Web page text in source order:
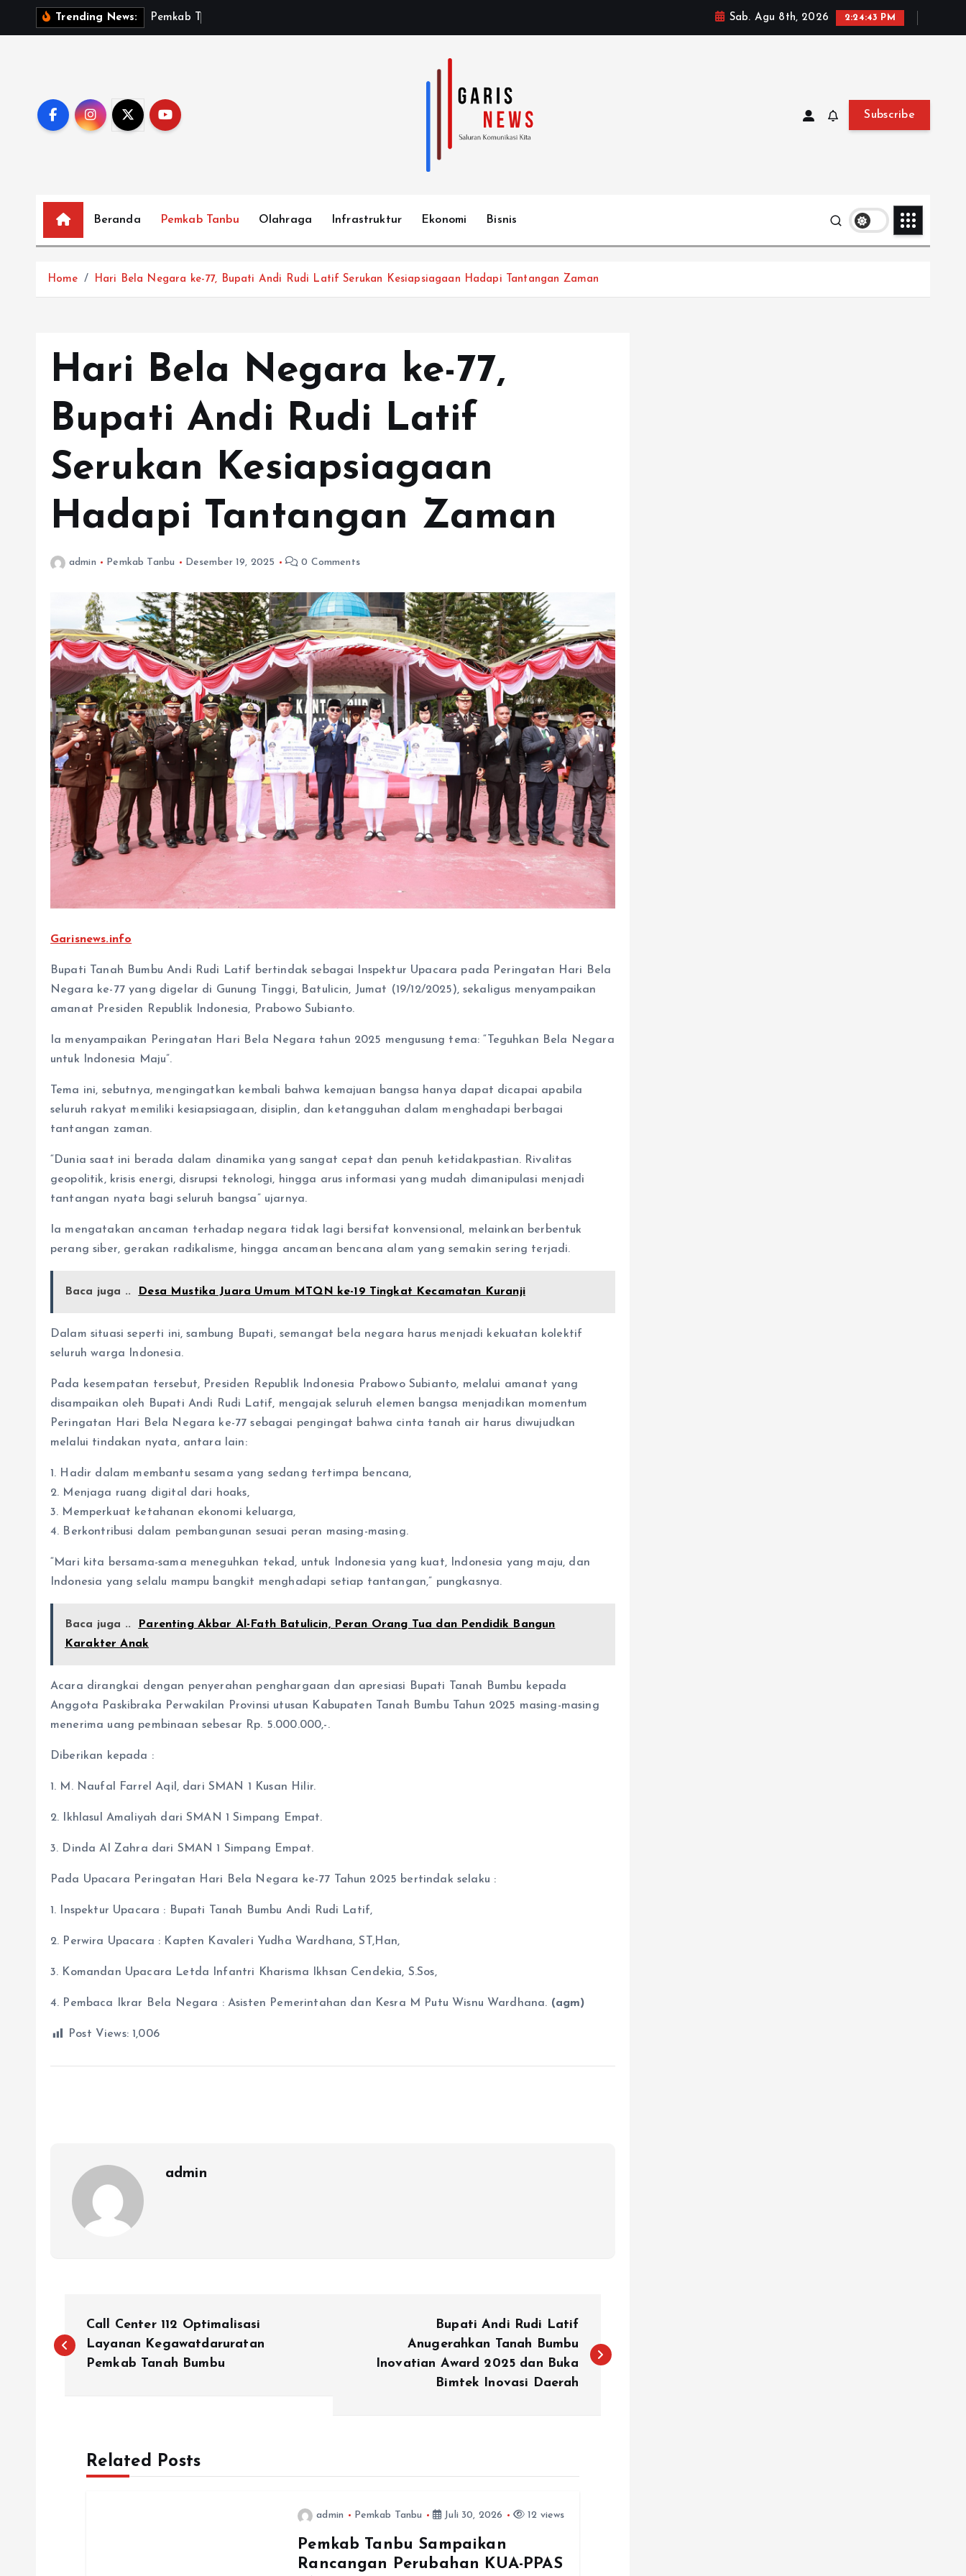
Trending News: Pem ka b Sab. Agu 8th, 2026 2:24:44 PM
Subscribe
Beranda Pemkab Tanbu Olahraga Infrastruktur Ekonomi Bisnis
Home Hari Bela Negara ke-77, Bupati Andi Rudi Latif Serukan Kesiapsiagaan Hadapi Tantangan Zaman
Hari Bela Negara ke-77,
Bupati Andi Rudi Latif
Serukan Kesiapsiagaan
Hadapi Tantangan Zaman
admin Pemkab Tanbu Desember 19, 2025 0 Comments
Garisnews.info
Bupati Tanah Bumbu Andi Rudi Latif bertindak sebagai Inspektur Upacara pada Peringatan Hari Bela
Negara ke-77 yang digelar di Gunung Tinggi, Batulicin, Jumat (19/12/2025), sekaligus menyampaikan
amanat Presiden Republik Indonesia, Prabowo Subianto.
Ia menyampaikan Peringatan Hari Bela Negara tahun 2025 mengusung tema: “Teguhkan Bela Negara
untuk Indonesia Maju”.
Tema ini, sebutnya, mengingatkan kembali bahwa kemajuan bangsa hanya dapat dicapai apabila
seluruh rakyat memiliki kesiapsiagaan, disiplin, dan ketangguhan dalam menghadapi berbagai
tantangan zaman.
“Dunia saat ini berada dalam dinamika yang sangat cepat dan penuh ketidakpastian. Rivalitas
geopolitik, krisis energi, disrupsi teknologi, hingga arus informasi yang mudah dimanipulasi menjadi
tantangan nyata bagi seluruh bangsa” ujarnya.
Ia mengatakan ancaman terhadap negara tidak lagi bersifat konvensional, melainkan berbentuk
perang siber, gerakan radikalisme, hingga ancaman bencana alam yang semakin sering terjadi.
Baca juga .. Desa Mustika Juara Umum MTQN ke-19 Tingkat Kecamatan Kuranji
Dalam situasi seperti ini, sambung Bupati, semangat bela negara harus menjadi kekuatan kolektif
seluruh warga Indonesia.
Pada kesempatan tersebut, Presiden Republik Indonesia Prabowo Subianto, melalui amanat yang
disampaikan oleh Bupati Andi Rudi Latif, mengajak seluruh elemen bangsa menjadikan momentum
Peringatan Hari Bela Negara ke-77 sebagai pengingat bahwa cinta tanah air harus diwujudkan
melalui tindakan nyata, antara lain:
1. Hadir dalam membantu sesama yang sedang tertimpa bencana,
2. Menjaga ruang digital dari hoaks,
3. Memperkuat ketahanan ekonomi keluarga,
4. Berkontribusi dalam pembangunan sesuai peran masing-masing.
“Mari kita bersama-sama meneguhkan tekad, untuk Indonesia yang kuat, Indonesia yang maju, dan
Indonesia yang selalu mampu bangkit menghadapi setiap tantangan,” pungkasnya.
Baca juga ..
Parenting Akbar Al-Fath Batulicin, Peran Orang Tua dan Pendidik Bangun
Karakter Anak
Acara dirangkai dengan penyerahan penghargaan dan apresiasi Bupati Tanah Bumbu kepada
Anggota Paskibraka Perwakilan Provinsi utusan Kabupaten Tanah Bumbu Tahun 2025 masing-masing
menerima uang pembinaan sebesar Rp. 5.000.000,-.
Diberikan kepada :
1. M. Naufal Farrel Aqil, dari SMAN 1 Kusan Hilir.
2. Ikhlasul Amaliyah dari SMAN 1 Simpang Empat.
3. Dinda Al Zahra dari SMAN 1 Simpang Empat.
Pada Upacara Peringatan Hari Bela Negara ke-77 Tahun 2025 bertindak selaku :
1. Inspektur Upacara : Bupati Tanah Bumbu Andi Rudi Latif,
2. Perwira Upacara : Kapten Kavaleri Yudha Wardhana, ST,Han,
3. Komandan Upacara Letda Infantri Kharisma Ikhsan Cendekia, S.Sos,
4. Pembaca Ikrar Bela Negara : Asisten Pemerintahan dan Kesra M Putu Wisnu Wardhana. (agm)
Post Views: 1,006
admin
a
Call Center 112 Optimalisasi
Layanan Kegawatdaruratan
Pemkab Tanah Bumbu
Bupati Andi Rudi Latif
Anugerahkan Tanah Bumbu
Inovatian Award 2025 dan Buka
Bimtek Inovasi Daerah
Related Posts
admin Pemkab Tanbu Juli 30, 2026 12 views
Pemkab Tanbu Sampaikan
Rancangan Perubahan KUA-PPAS